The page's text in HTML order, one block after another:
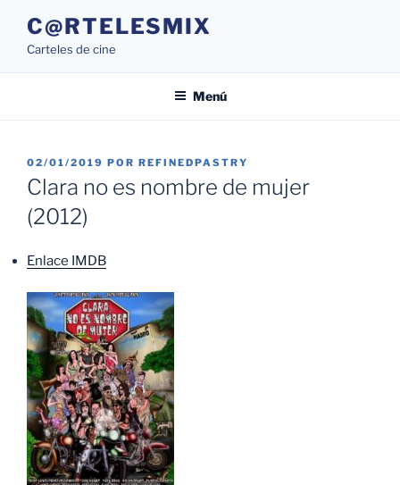
contenido
C@RTELESMIX
Carteles de cine
Menú
PUBLICADO
EL
02/01/2019 POR REFINEDPASTRY
Clara no es nombre de mujer
(2012)
Enlace IMDB